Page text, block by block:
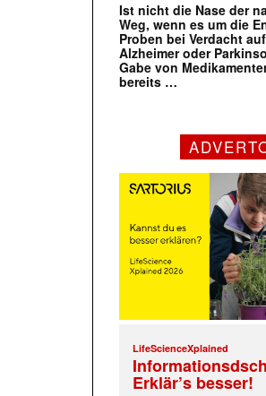
Ist nicht die Nase der
Weg, wenn es um die
Proben bei Verdacht
Alzheimer oder
Gabe von
bereits …
LifeScienceXplained
Erklär’s besser!